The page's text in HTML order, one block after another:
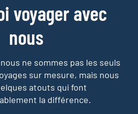
voyager avec
nous
ne sommes pas les seuls
sur mesure, mais nous
atouts qui font
la différence.